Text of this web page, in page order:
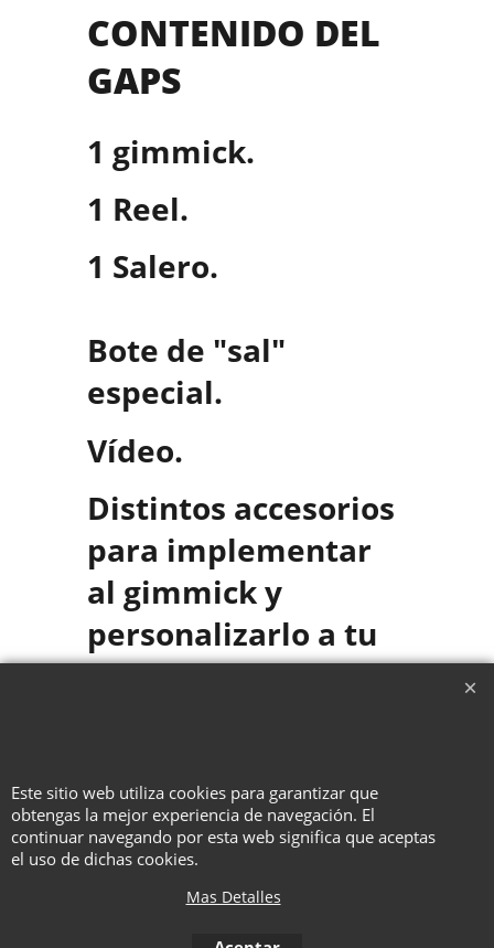
CONTENIDO DEL
GAPS
1 gimmick.
1 Reel.
1 Salero.
Bote de "sal"
especial.
Vídeo.
Distintos accesorios
para implementar
al gimmick y
personalizarlo a tu
estilo de magia.
To create online store ShopFactory eCommerce software was used.
Este sitio web utiliza cookies para garantizar que
obtengas la mejor experiencia de navegación. El
continuar navegando por esta web significa que aceptas
el uso de dichas cookies.
Mas Detalles